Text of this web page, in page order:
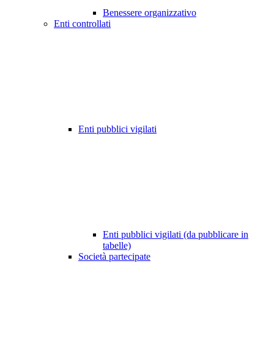
Benessere organizzativo
Enti controllati
Enti pubblici vigilati
Enti pubblici vigilati (da pubblicare in
tabelle)
Società partecipate